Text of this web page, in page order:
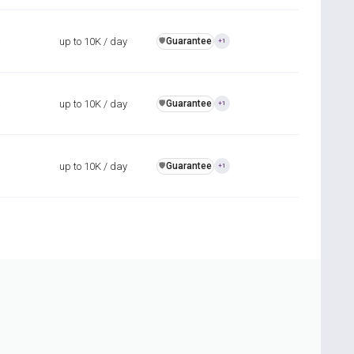
up to 10K / day ️🛡️Guarantee +1
up to 10K / day ️🛡️Guarantee +1
up to 10K / day ️🛡️Guarantee +1